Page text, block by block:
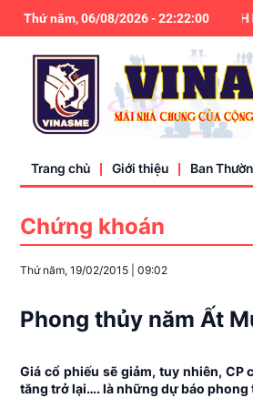
Thứ năm, 06/08/2026-22:22:01
HIỆP HỘI DOANH
Trang chủ Giới thiệu
Điều lệ
Liên hệ
Ban
Chứng khoán
Thứ năm, 19/02/2015 09:02
Phong thủy năm Ất
Giá cổ phiếu sẽ giảm, tuy nhiên,
tăng trở lại…. là những dự báo phong